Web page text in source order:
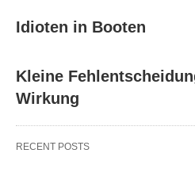
Idioten in Booten
Kleine
Wirkung
RECENT POSTS